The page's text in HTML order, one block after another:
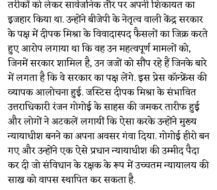
तरीकों को लेकर सार्वजनिक तौर पर अपनी शिकायत का
इजहार किया था. उन्होंने बीजेपी के नेतृत्व वाली केंद्र सरकार
के पक्ष में दीपक मिश्रा के विवादास्पद फैसलों का जिक्र करते
हुए आरोप लगाया था कि वह उन महत्वपूर्ण मामलों को,
जिनमें सरकार शामिल है, उन जजों को सौंप रहे हैं जिनके बारे
में लगता है कि वे सरकार का पक्ष लेंगे. इस प्रेस कॉन्फ्रेंस की
व्यापक आलोचना हुई. जस्टिस दीपक मिश्रा के संभावित
उत्तराधिकारी रंजन गोगोई के साहस की जमकर तारीफ हुई
और लोगों ने अटकलें लगायीं कि ऐसा करके उन्होंने मुख्य
न्यायाधीश बनने का अपना अवसर गंवा दिया. गोगोई हीरो बन
गए और उन्होंने एक ऐसे प्रधान न्यायाधीश की उम्मीद पैदा
कर दी जो संविधान के रक्षक के रूप में उच्चतम न्यायालय की
साख को वापस स्थापित कर सकता है.